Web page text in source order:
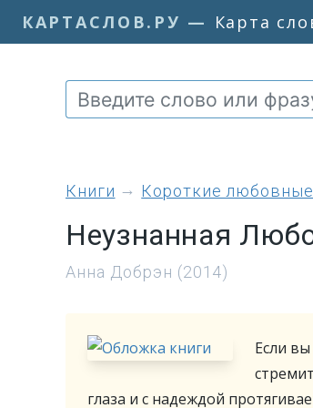
КАРТАСЛОВ.РУ — Карта
книги Короткие
Неузнанная
Анна Добрэн (2014)
Если
глаза и с надеждой